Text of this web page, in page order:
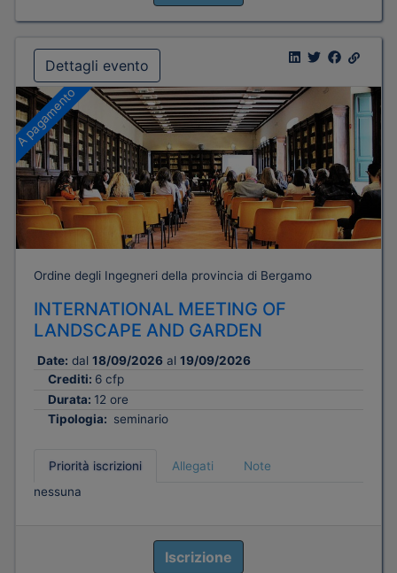
Dettagli evento
A pagamento
Ordine degli Ingegneri della provincia di Bergamo
INTERNATIONAL MEETING OF
LANDSCAPE AND GARDEN
Date: dal 18/09/2026 al 19/09/2026
Crediti: 6 cfp
Durata: 12 ore
Tipologia: seminario
Priorità iscrizioni Allegati
Note
nessuna
Iscrizione